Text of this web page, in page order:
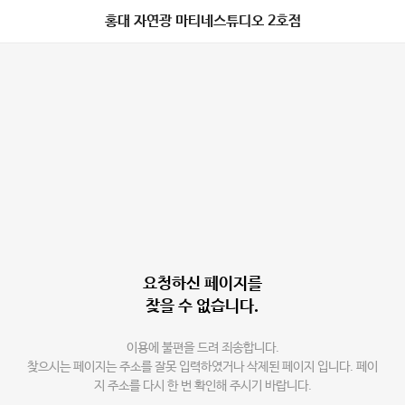
홍대 자연광 마티네스튜디오 2호점
요청하신 페이지를
찾을 수 없습니다.
이용에 불편을 드려 죄송합니다.
찾으시는 페이지는 주소를 잘못 입력하였거나 삭제된 페이지 입니다. 페이
지 주소를 다시 한 번 확인해 주시기 바랍니다.